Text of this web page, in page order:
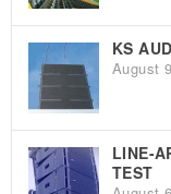
KS
August
LINE-
TEST